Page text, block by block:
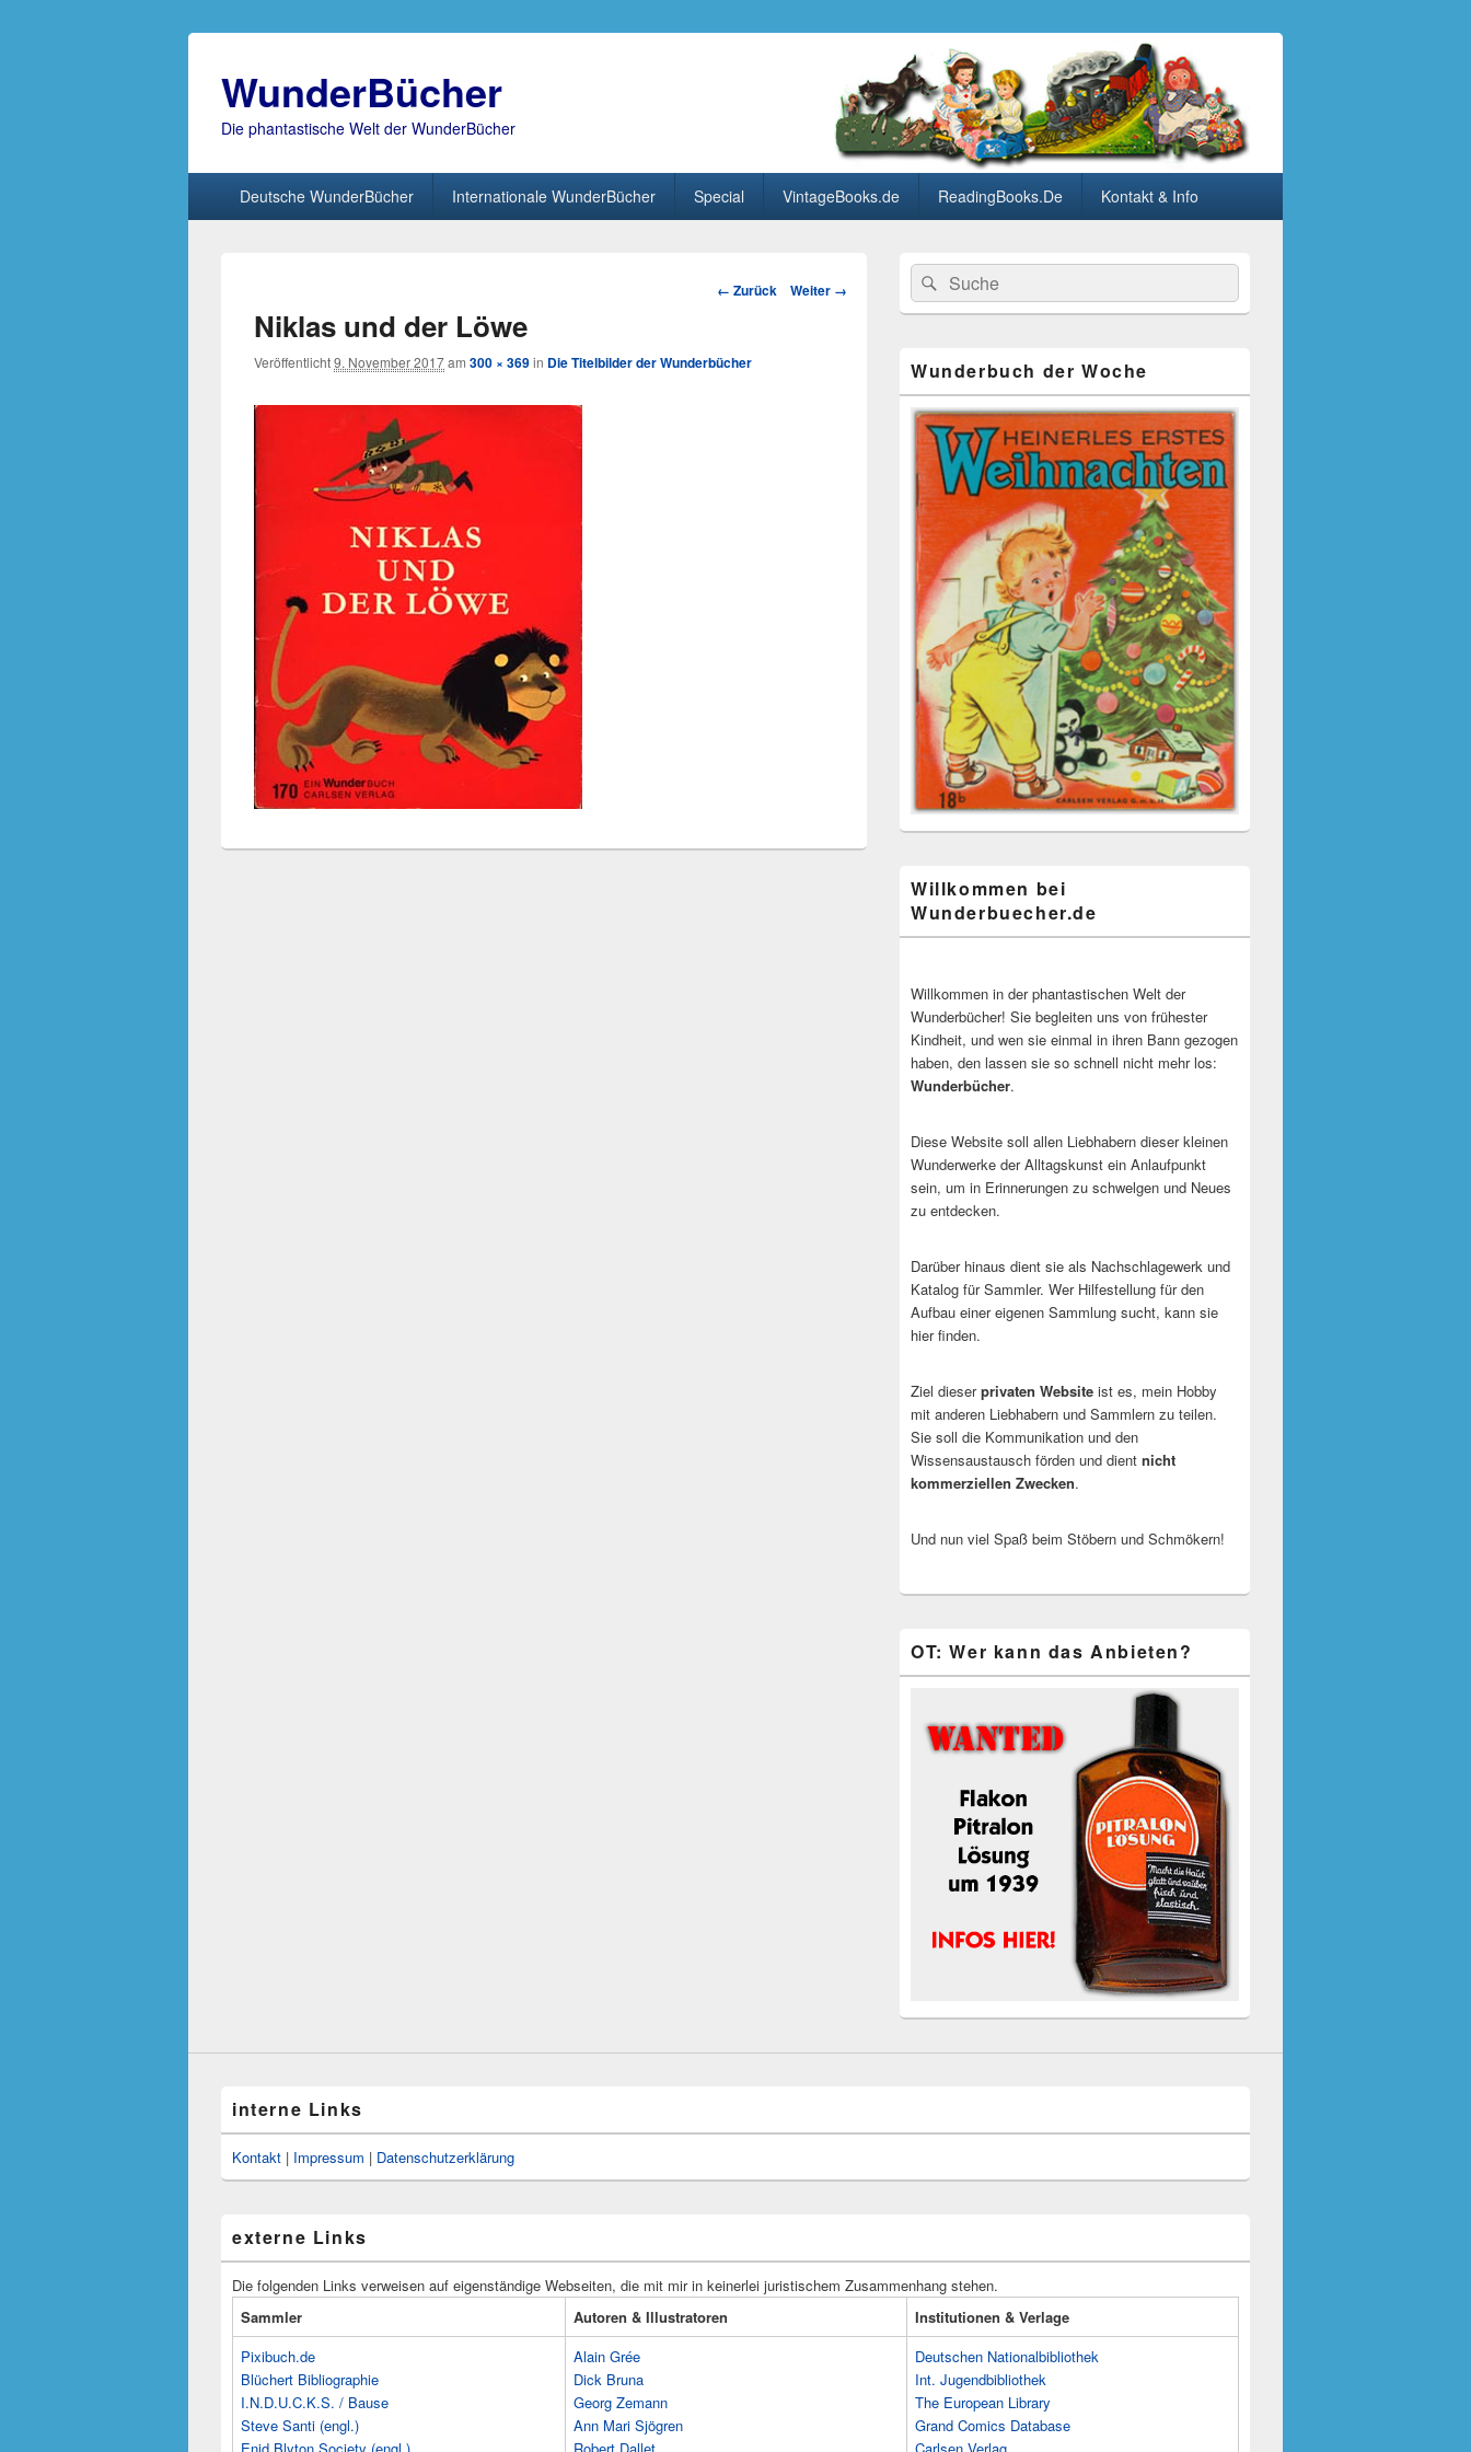
WunderBücher
Die phantastische Welt der WunderBücher
Deutsche WunderBücher Internationale WunderBücher Special VintageBooks.de ReadingBooks.De Kontakt & Info
Bild-
← Zurück Weiter →
Niklas und der Löwe
Veröffentlicht9. November 2017am 300 × 369in Die Titelbilder der Wunderbücher
Primärer
Seitenleisten
Widget-
Bereich
Search
for:
Suche
Wunderbuch der Woche
Willkommen bei
Wunderbuecher.de
Willkommen in der phantastischen Welt der
Wunderbücher! Sie begleiten uns von frühester
Kindheit, und wen sie einmal in ihren Bann gezogen
haben, den lassen sie so schnell nicht mehr los:
Wunderbücher.
Diese Website soll allen Liebhabern dieser kleinen
Wunderwerke der Alltagskunst ein Anlaufpunkt
sein, um in Erinnerungen zu schwelgen und Neues
zu entdecken.
Darüber hinaus dient sie als Nachschlagewerk und
Katalog für Sammler. Wer Hilfestellung für den
Aufbau einer eigenen Sammlung sucht, kann sie
hier finden.
Ziel dieserprivaten Website ist es, mein Hobby
mit anderen Liebhabern und Sammlern zu teilen.
Sie soll die Kommunikation und den
Wissensaustausch förden und dient nicht
kommerziellen Zwecken.
Und nun viel Spaß beim Stöbern und Schmökern!
OT: Wer kann das Anbieten?
interne Links
Kontakt | Impressum | Datenschutzerklärung
externe Links
Die folgenden Links verweisen auf eigenständige Webseiten, die mit mir in keinerlei juristischem Zusammenhang stehen.
Sammler
Autoren & Illustratoren
Institutionen & Verlage
Pixibuch.de
Blüchert Bibliographie
I.N.D.U.C.K.S. / Bause
Steve Santi (engl.)
Alain Grée
Dick Bruna
Georg Zemann
Ann Mari Sjögren
Deutschen Nationalbibliothek
Int. Jugendbibliothek
The European Library
Grand Comics Database